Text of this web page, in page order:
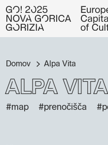
Domov Alpa Vita
Alpa Vita
#map #prenočišča